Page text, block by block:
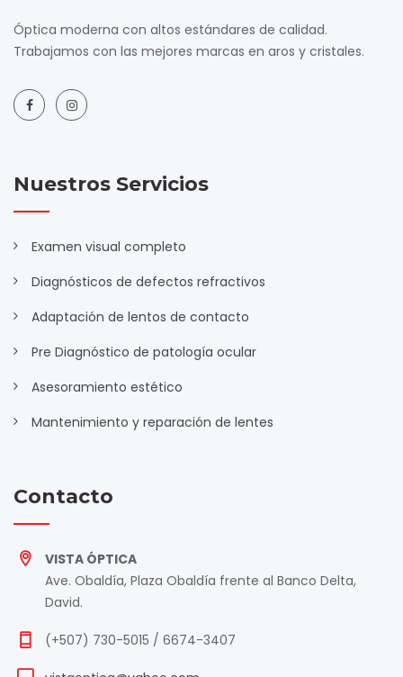
Óptica moderna con altos estándares de calidad.
Trabajamos con las mejores marcas en aros y cristales.
Nuestros Servicios
Examen visual completo
Diagnósticos de defectos refractivos
Adaptación de lentos de contacto
Pre Diagnóstico de patología ocular
Asesoramiento estético
Mantenimiento y reparación de lentes
Contacto
VISTA ÓPTICA
Ave. Obaldía, Plaza Obaldía frente al Banco Delta,
David.
(+507) 730-5015 / 6674-3407